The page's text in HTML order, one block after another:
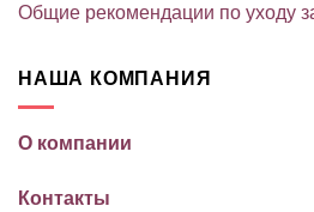
Общие рекомендации по уходу
НАША КОМПАНИЯ
О компании
Контакты